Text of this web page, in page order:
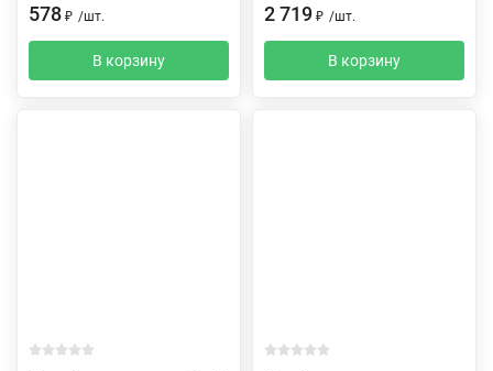
578 ₽ /шт.
В корзину
2 719 ₽ /шт.
В корзину